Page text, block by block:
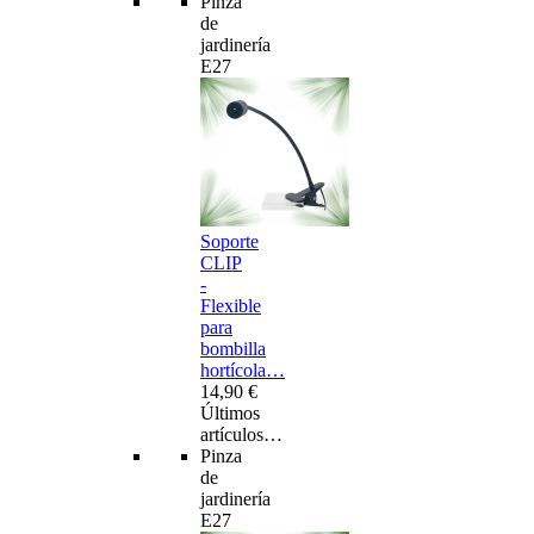
de
jardinería
E27
Soporte
CLIP
-
Flexible
para
bombilla
hortícola…
14,90 €
Últimos
artículos…
Pinza
de
jardinería
E27